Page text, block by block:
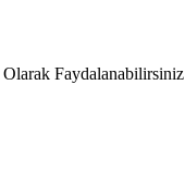
Faydalanabilirsiniz